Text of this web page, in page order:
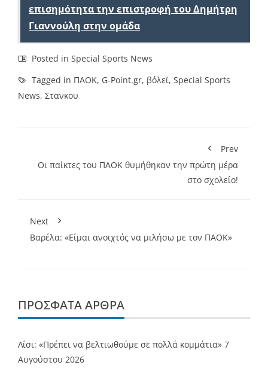
επισημότητα την επιστροφή του Δημήτρη
Γιαννούλη στην ομάδα
Posted in Special Sports News
Tagged in ΠΑΟΚ, G-Point.gr, βόλεϊ, Special Sports
News, Στανκου
Prev
Οι παίκτες του ΠΑΟΚ θυμήθηκαν την πρώτη μέρα
στο σχολείο!
Next
Βαρέλα: «Είμαι ανοιχτός να μιλήσω με τον ΠΑΟΚ»
ΠΡΌΣΦΑΤΑ ΆΡΘΡΑ
Λίσι: «Πρέπει να βελτιωθούμε σε πολλά κομμάτια» 7
Αυγούστου 2026